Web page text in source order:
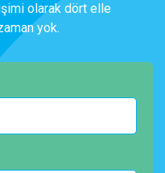
olarak dört elle
yok.